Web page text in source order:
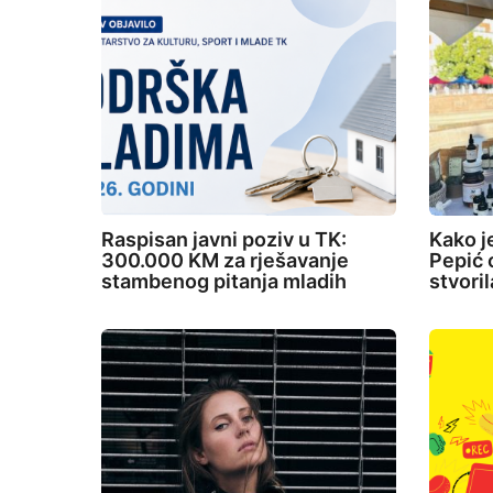
o
n
Raspisan javni poziv u TK:
300.000 KM za rješavanje
stambenog pitanja mladih
Kako
Pepić